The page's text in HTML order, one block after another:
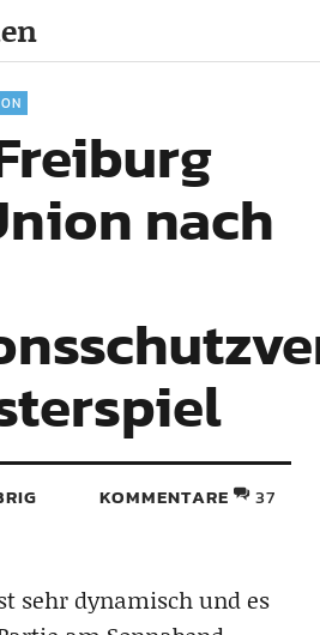
nach
KOMMENTARE 37
sehr dynamisch und es